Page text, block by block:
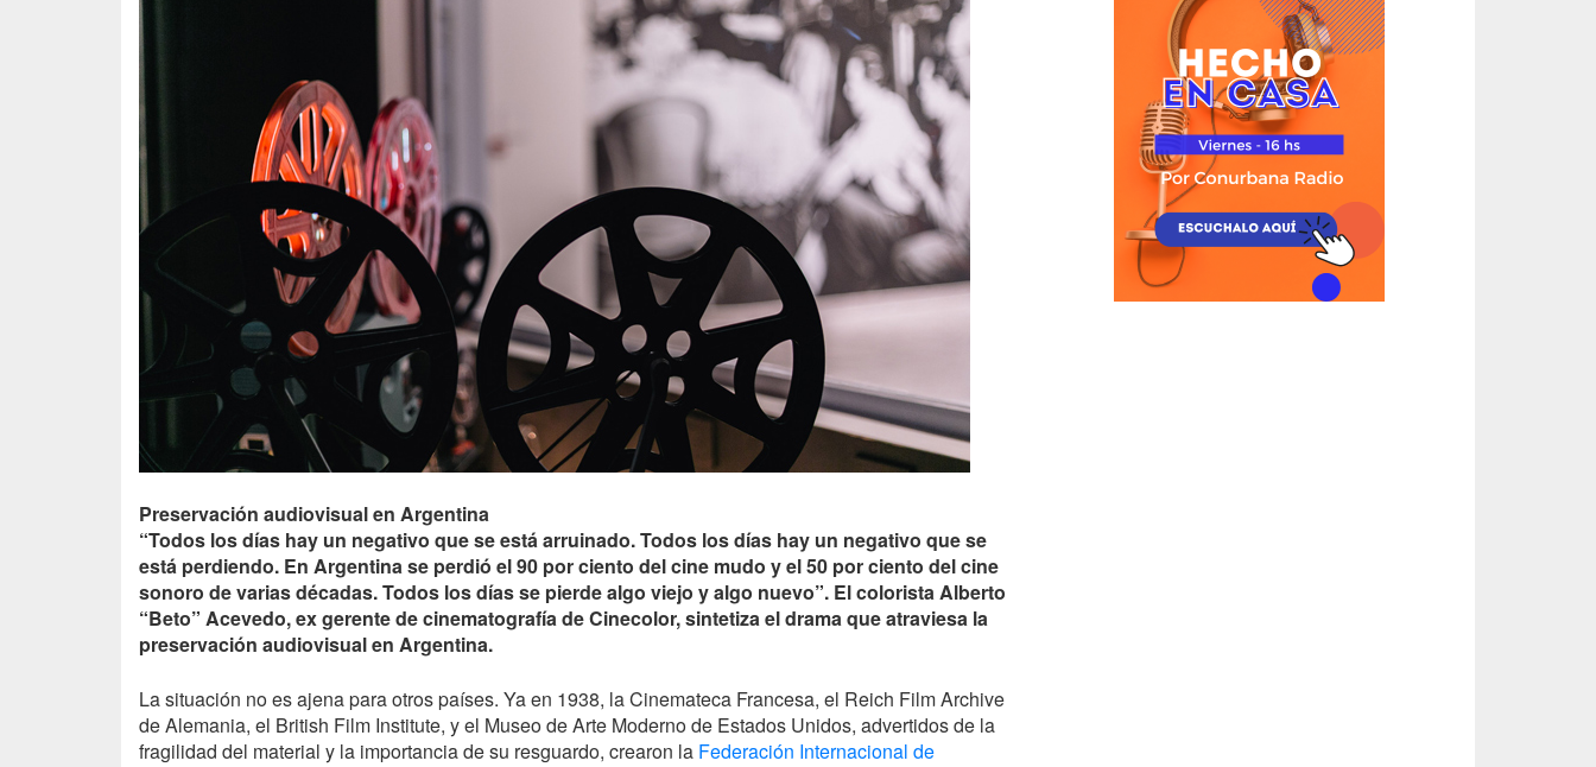
Preservación audiovisual en Argentina
“Todos los días hay un negativo que se está arruinado. Todos los días hay un negativo que se
está perdiendo. En Argentina se perdió el 90 por ciento del cine mudo y el 50 por ciento del cine
sonoro de varias décadas. Todos los días se pierde algo viejo y algo nuevo”. El colorista Alberto
“Beto” Acevedo, ex gerente de cinematografía de Cinecolor, sintetiza el drama que atraviesa la
preservación audiovisual en Argentina.
La situación no es ajena para otros países. Ya en 1938, la Cinemateca Francesa, el Reich Film Archive
de Alemania, el British Film Institute, y el Museo de Arte Moderno de Estados Unidos, advertidos de la
fragilidad del material y la importancia de su resguardo, crearon la Federación Internacional de